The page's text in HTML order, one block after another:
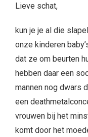
Lieve schat,
kun je je al die
onze kinderen
dat ze om beurten
hebben daar een
mannen nog dwars
een
vrouwen bij het
komt door het